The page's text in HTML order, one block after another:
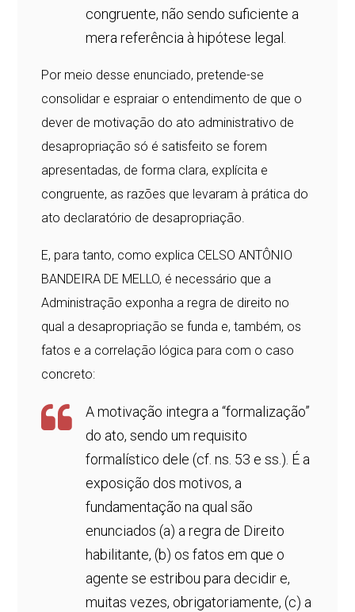
congruente, não sendo suficiente a
mera referência à hipótese legal.
Por meio desse enunciado, pretende-se
consolidar e espraiar o entendimento de que o
dever de motivação do ato administrativo de
desapropriação só é satisfeito se forem
apresentadas, de forma clara, explícita e
congruente, as razões que levaram à prática do
ato declaratório de desapropriação.
E, para tanto, como explica CELSO ANTÔNIO
BANDEIRA DE MELLO, é necessário que a
Administração exponha a regra de direito no
qual a desapropriação se funda e, também, os
fatos e a correlação lógica para com o caso
concreto:
A motivação integra a “formalização”
do ato, sendo um requisito
formalístico dele (cf. ns. 53 e ss.). É a
exposição dos motivos, a
fundamentação na qual são
enunciados (a) a regra de Direito
habilitante, (b) os fatos em que o
agente se estribou para decidir e,
muitas vezes, obrigatoriamente, (c) a